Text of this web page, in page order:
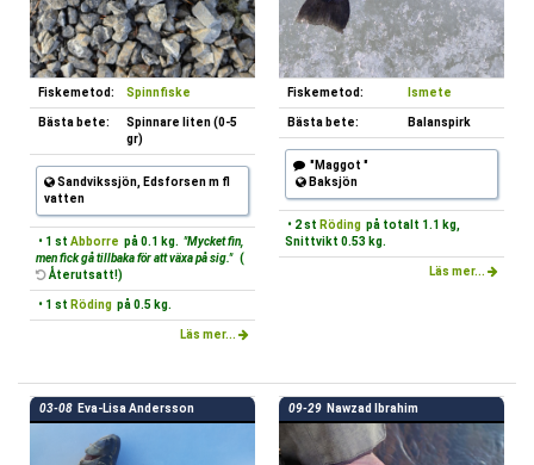
Fiskemetod: Spinnfiske
Bästa bete:
Spinnare liten (0-5
gr)
Sandvikssjön, Edsforsen m fl
vatten
• 1 st Abborre på 0.1 kg. "Mycket fin,
men fick gå tillbaka för att växa på sig." (
Återutsatt!)
• 1 st Röding på 0.5 kg.
Läs mer...
Fiskemetod: Ismete
Bästa bete: Balanspirk
"Maggot "
Baksjön
• 2 st Röding på totalt 1.1 kg,
Snittvikt 0.53 kg.
Läs mer...
03-08 Eva-Lisa Andersson 09-29 Nawzad Ibrahim